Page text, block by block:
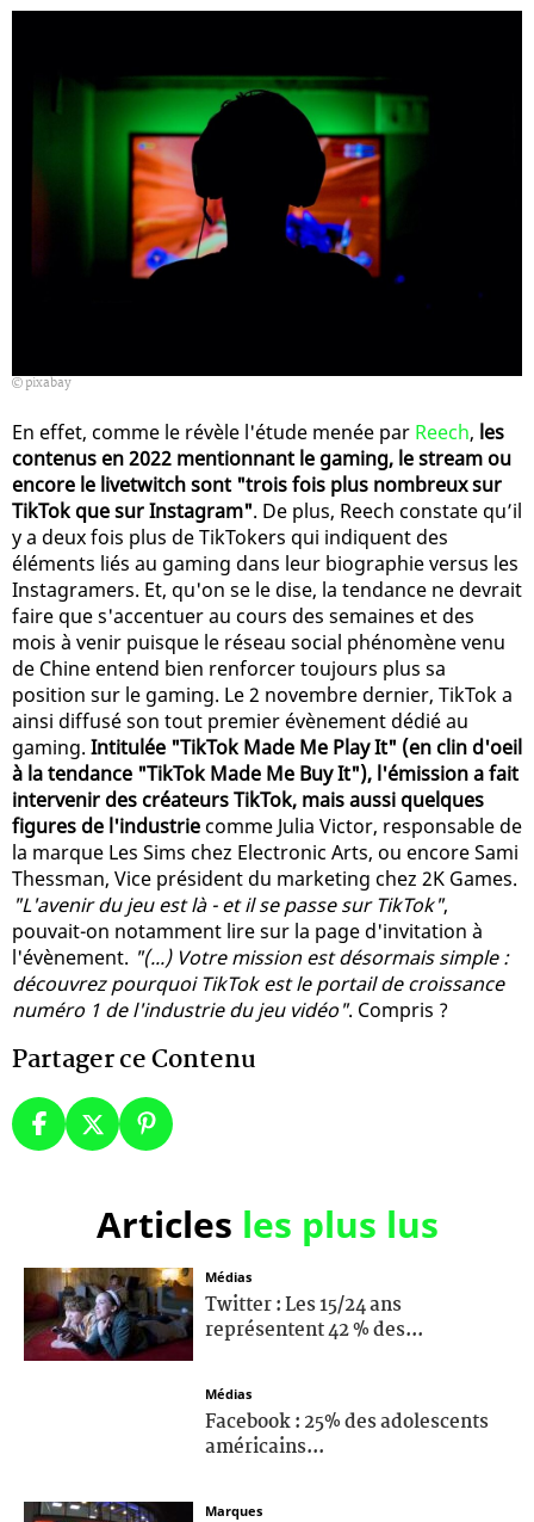
pixabay
En effet, comme le révèle l'étude menée par Reech, les
contenus en 2022 mentionnant le gaming, le stream ou
encore le livetwitch sont "trois fois plus nombreux sur
TikTok que sur Instagram". De plus, Reech constate qu’il
y a deux fois plus de TikTokers qui indiquent des
éléments liés au gaming dans leur biographie versus les
Instagramers. Et, qu'on se le dise, la tendance ne devrait
faire que s'accentuer au cours des semaines et des
mois à venir puisque le réseau social phénomène venu
de Chine entend bien renforcer toujours plus sa
position sur le gaming. Le 2 novembre dernier, TikTok a
ainsi diffusé son tout premier évènement dédié au
gaming. Intitulée "TikTok Made Me Play It" (en clin d'oeil
à la tendance "TikTok Made Me Buy It"), l'émission a fait
intervenir des créateurs TikTok, mais aussi quelques
figures de l'industriecomme Julia Victor, responsable de
la marque Les Sims chez Electronic Arts, ou encore Sami
Thessman, Vice président du marketing chez 2K Games.
"L'avenir du jeu est là - et il se passe sur TikTok",
pouvait-on notamment lire sur la page d'invitation à
l'évènement. "(...) Votre mission est désormais simple :
découvrez pourquoi TikTok est le portail de croissance
numéro 1 de l'industrie du jeu vidéo". Compris ?
Partager ce Contenu
Articles les plus lus
Médias
Twitter : Les 15/24 ans
représentent 42 % des...
Médias
Facebook : 25% des adolescents
américains...
Marques